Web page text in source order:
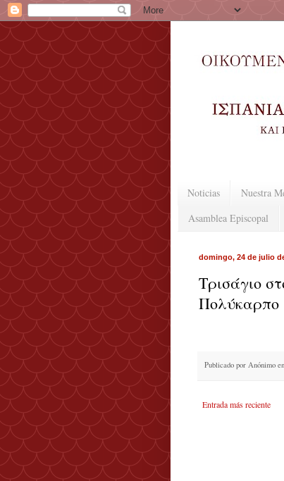
Noticias Nuestra
Asamblea Episcopal
domingo, 24 de julio
Τρισάγιο
Πολύκαρπο
Publicado por Anónimo en
Entrada más reciente